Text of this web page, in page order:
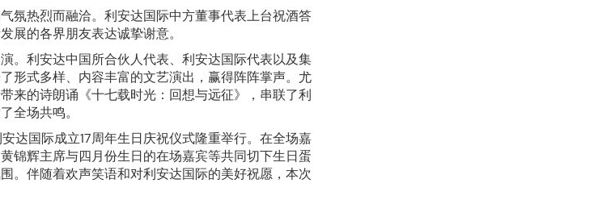
氛热烈而融洽。利安达国际中方董事代表上台祝酒答
展的各界朋友表达诚挚谢意。
。利安达中国所合伙人代表、利安达国际代表以及集
形式多样、内容丰富的文艺演出，赢得阵阵掌声。尤
来的诗朗诵《十七载时光：回想与远征》，串联了利
全场共鸣。
达国际成立17周年生日庆祝仪式隆重举行。在全场嘉
锦辉主席与四月份生日的在场嘉宾等共同切下生日蛋
。伴随着欢声笑语和对利安达国际的美好祝愿，本次